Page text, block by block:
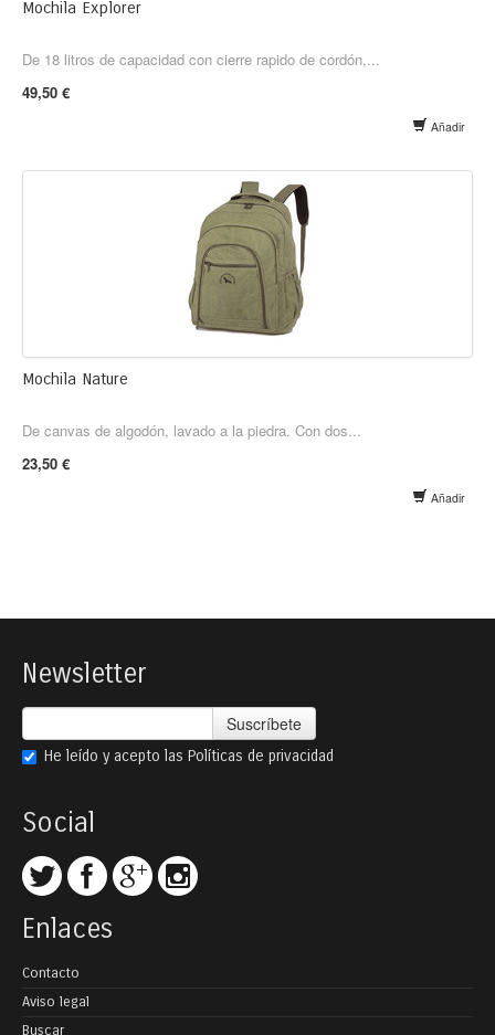
Mochila Explorer
De 18 litros de capacidad con cierre rapido de cordón,...
49,50 €
Añadir
Mochila Nature
De canvas de algodón, lavado a la piedra. Con dos...
23,50 €
Añadir
Newsletter
Suscríbete
He leído y acepto las Políticas de privacidad
Social
Enlaces
Contacto
Aviso legal
Buscar